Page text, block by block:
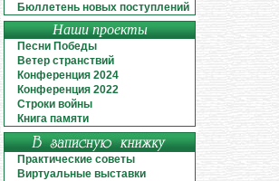
Бюллетень новых поступлений
Наши проекты
Песни Победы
Ветер странствий
Конференция 2024
Конференция 2022
Строки войны
Книга памяти
Практические советы
Виртуальные выставки